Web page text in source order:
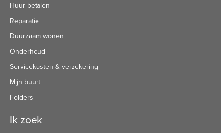
Huur betalen
Reparatie
Duurzaam wonen
Onderhoud
Servicekosten & verzekering
Mijn buurt
Folders
Ik zoek